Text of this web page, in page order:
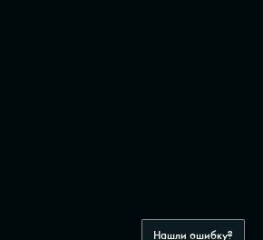
Нашли ошибку?